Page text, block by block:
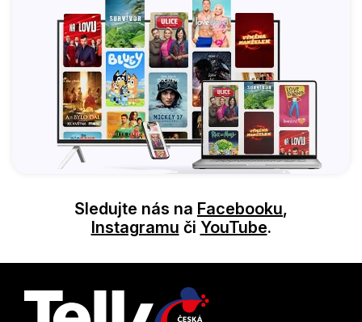
Sledujte nás na Facebooku,
Instagramu či YouTube.